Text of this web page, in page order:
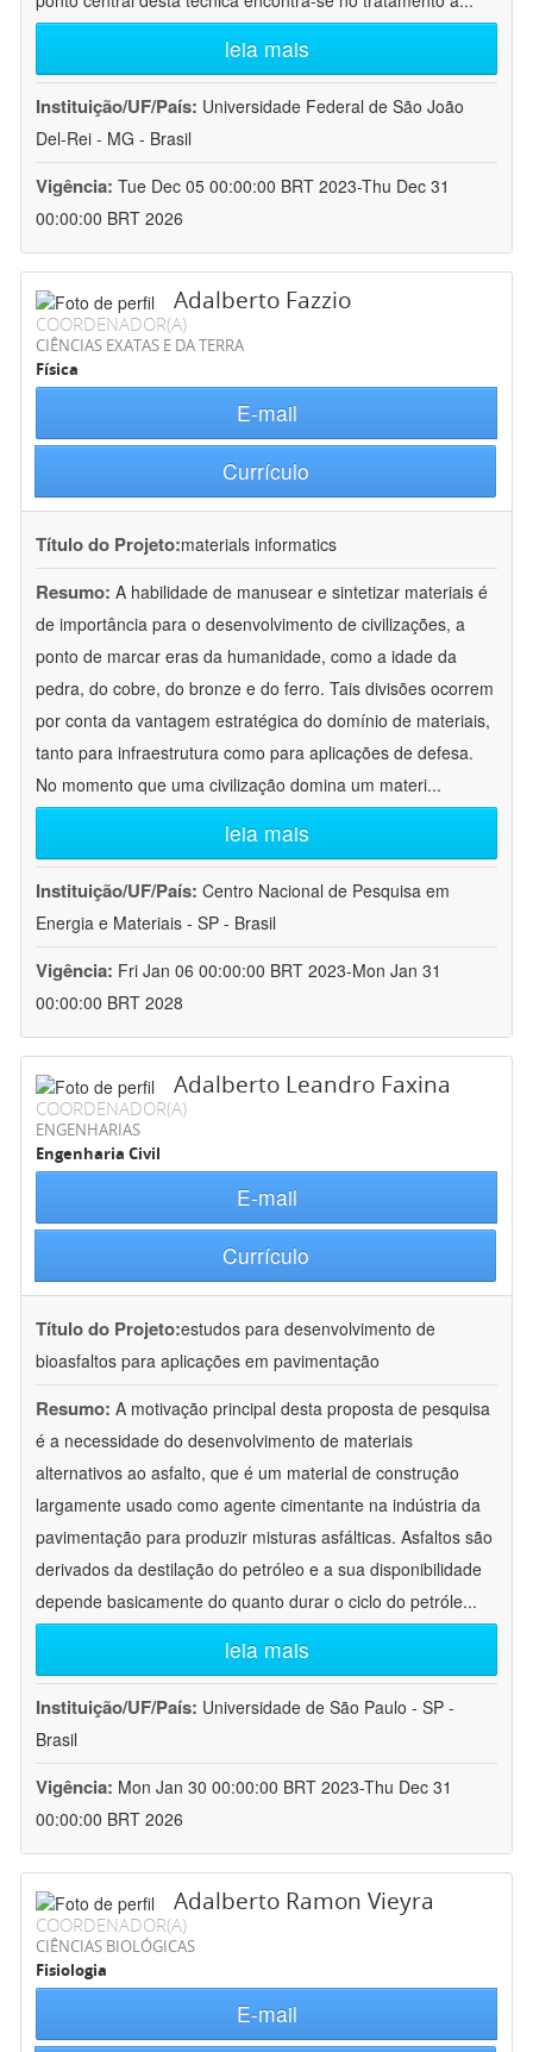
leia mais
Instituição/UF/País: Universidade Federal de São João
Del-Rei - MG - Brasil
Vigência: Tue Dec 05 00:00:00 BRT 2023-Thu Dec 31
00:00:00 BRT 2026
Adalberto Fazzio
COORDENADOR(A)
CIÊNCIAS EXATAS E DA TERRA
Física
E-mail
Currículo
Título do Projeto:materials informatics
Resumo: A habilidade de manusear e sintetizar materiais é
de importância para o desenvolvimento de civilizações, a
ponto de marcar eras da humanidade, como a idade da
pedra, do cobre, do bronze e do ferro. Tais divisões ocorrem
por conta da vantagem estratégica do domínio de materiais,
tanto para infraestrutura como para aplicações de defesa.
No momento que uma civilização domina um materi...
leia mais
Instituição/UF/País: Centro Nacional de Pesquisa em
Energia e Materiais - SP - Brasil
Vigência: Fri Jan 06 00:00:00 BRT 2023-Mon Jan 31
00:00:00 BRT 2028
Adalberto Leandro Faxina
COORDENADOR(A)
ENGENHARIAS
Engenharia Civil
E-mail
Currículo
Título do Projeto:estudos para desenvolvimento de
bioasfaltos para aplicações em pavimentação
Resumo: A motivação principal desta proposta de pesquisa
é a necessidade do desenvolvimento de materiais
alternativos ao asfalto, que é um material de construção
largamente usado como agente cimentante na indústria da
pavimentação para produzir misturas asfálticas. Asfaltos são
derivados da destilação do petróleo e a sua disponibilidade
depende basicamente do quanto durar o ciclo do petróle...
leia mais
Instituição/UF/País: Universidade de São Paulo - SP -
Brasil
Vigência: Mon Jan 30 00:00:00 BRT 2023-Thu Dec 31
00:00:00 BRT 2026
Adalberto Ramon Vieyra
COORDENADOR(A)
CIÊNCIAS BIOLÓGICAS
Fisiologia
E-mail